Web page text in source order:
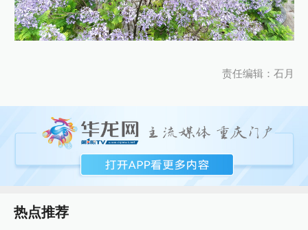
责任编辑：石月
热点推荐